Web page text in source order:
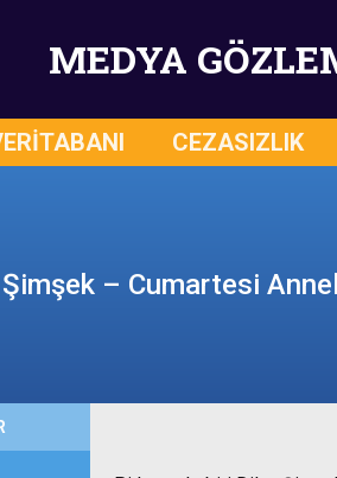
MEDYA
CEZASIZLIK
– Cumartesi